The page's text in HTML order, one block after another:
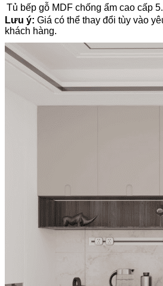
Tủ bếp gỗ MDF chống ẩm cao cấp
Lưu ý: Giá có thể thay đổi tùy vào
khách hàng.